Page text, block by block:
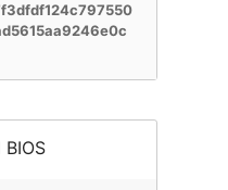
BIOS